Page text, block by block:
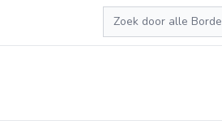
Zoeken